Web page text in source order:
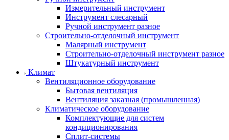
Измерительный инструмент
Инструмент слесарный
Ручной инструмент разное
Строительно-отделочный инструмент
Малярный инструмент
Строительно-отделочный инструмент разное
Штукатурный инструмент
Климат
Вентиляционное оборудование
Бытовая вентиляция
Вентиляция заказная (промышленная)
Климатическое оборудование
Комплектующие для систем
кондиционирования
Сплит-системы